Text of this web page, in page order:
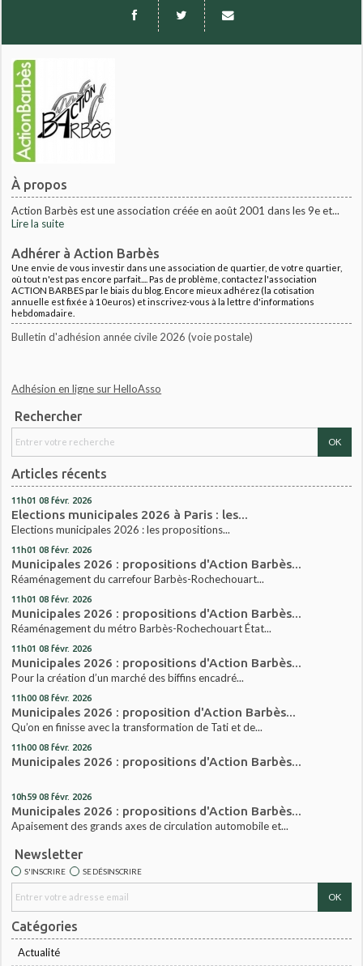
À propos
Action Barbès est une association créée en août 2001 dans les 9e et...
Lire la suite
Adhérer à Action Barbès
Une envie de vous investir dans une association de quartier, de votre quartier,
où tout n'est pas encore parfait.... Pas de problème, contactez l'association
ACTION BARBES par le biais du blog. Encore mieux adhérez (la cotisation
annuelle est fixée à 10euros) et inscrivez-vous à la lettre d'informations
hebdomadaire.
Bulletin d'adhésion année civile 2026 (voie postale)
Adhésion en ligne sur HelloAsso
Rechercher
Articles récents
11h01 08 févr. 2026
Elections municipales 2026 à Paris : les...
Elections municipales 2026 : les propositions...
11h01 08 févr. 2026
Municipales 2026 : propositions d'Action Barbès...
Réaménagement du carrefour Barbès-Rochechouart...
11h01 08 févr. 2026
Municipales 2026 : propositions d'Action Barbès...
Réaménagement du métro Barbès-Rochechouart État...
11h01 08 févr. 2026
Municipales 2026 : propositions d'Action Barbès...
Pour la création d’un marché des biffins encadré...
11h00 08 févr. 2026
Municipales 2026 : proposition d'Action Barbès...
Qu’on en finisse avec la transformation de Tati et de...
11h00 08 févr. 2026
Municipales 2026 : propositions d'Action Barbès...
10h59 08 févr. 2026
Municipales 2026 : propositions d'Action Barbès...
Apaisement des grands axes de circulation automobile et...
Newsletter
S'INSCRIRE SE DÉSINSCRIRE
Catégories
Actualité